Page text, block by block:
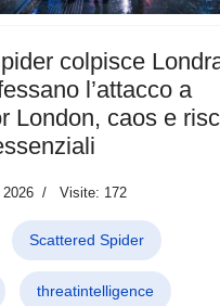
colpisce
l’attacco a
London, caos e
Visite: 172
Scattered Spider
threatintelligence